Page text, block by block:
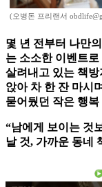
(오병돈 프리랜서
몇 년 전부터 나만
는 소소한 이벤트
살려내고 있는 책방
앉아 차 한 잔 마시
묻어뒀던 작은 행복
“남에게 보이는 것
날 것, 가까운 동네